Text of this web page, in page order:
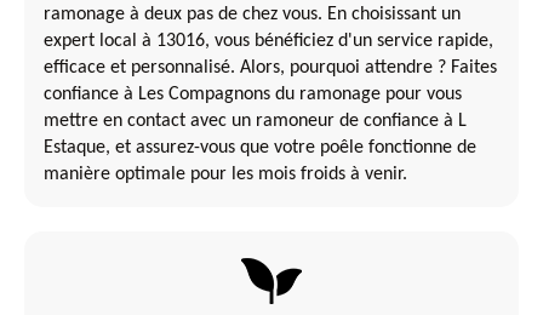
ramonage à deux pas de chez vous. En choisissant un
expert local à 13016, vous bénéficiez d'un service rapide,
efficace et personnalisé. Alors, pourquoi attendre ? Faites
confiance à Les Compagnons du ramonage pour vous
mettre en contact avec un ramoneur de confiance à L
Estaque, et assurez-vous que votre poêle fonctionne de
manière optimale pour les mois froids à venir.